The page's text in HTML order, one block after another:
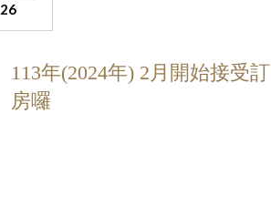
26
113年(2024年) 2月開始接受訂
房囉